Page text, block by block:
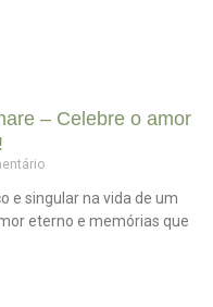
– Celebre o amor
e singular na vida de um
eterno e memórias que